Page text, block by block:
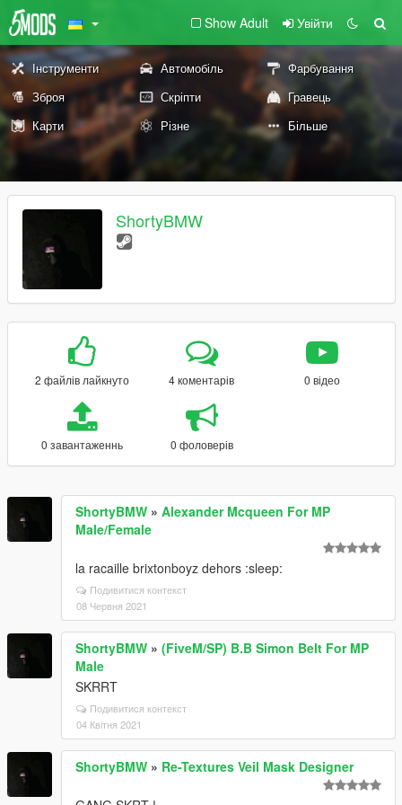
Show Adult Увійти
Інструменти Автомобіль
Фарбування
Зброя
Скріпти
Гравець
Карти
Різне Більше
ShortyBMW
2 файлів лайкнуто 4 коментарів 0 відео
0 завантаженнь 0 фоловерів
ShortyBMW » Alexander Mcqueen For MP
Male/Female
la racaille brixtonboyz dehors :sleep:
Подивитися контекст
08 Червня 2021
ShortyBMW » (FiveM/SP) B.B Simon Belt For MP
Male
SKRRT
Подивитися контекст
04 Квітня 2021
ShortyBMW » Re-Textures Veil Mask Designer